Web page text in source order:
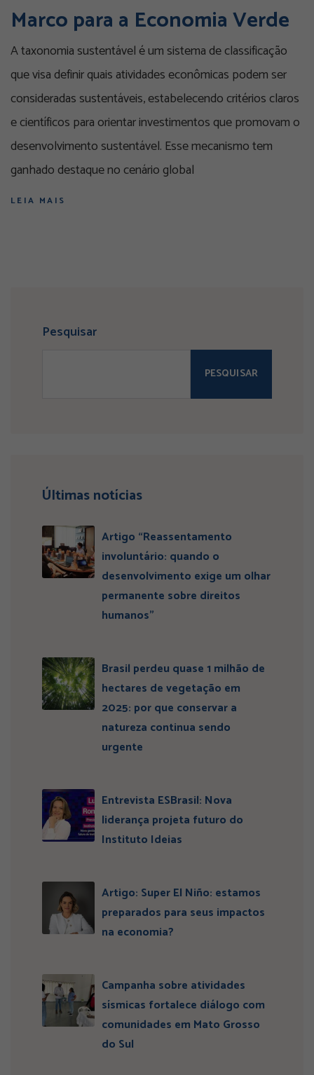
Marco para a Economia Verde
A taxonomia sustentável é um sistema de classificação
que visa definir quais atividades econômicas podem ser
consideradas sustentáveis, estabelecendo critérios claros
e científicos para orientar investimentos que promovam o
desenvolvimento sustentável. Esse mecanismo tem
ganhado destaque no cenário global
LEIA MAIS
Pesquisar
PESQUISAR
Últimas notícias
Artigo “Reassentamento
involuntário: quando o
desenvolvimento exige um olhar
permanente sobre direitos
humanos”
Brasil perdeu quase 1 milhão de
hectares de vegetação em
2025: por que conservar a
natureza continua sendo
urgente
Entrevista ESBrasil: Nova
liderança projeta futuro do
Instituto Ideias
Artigo: Super El Niño: estamos
preparados para seus impactos
na economia?
Campanha sobre atividades
sísmicas fortalece diálogo com
comunidades em Mato Grosso
do Sul